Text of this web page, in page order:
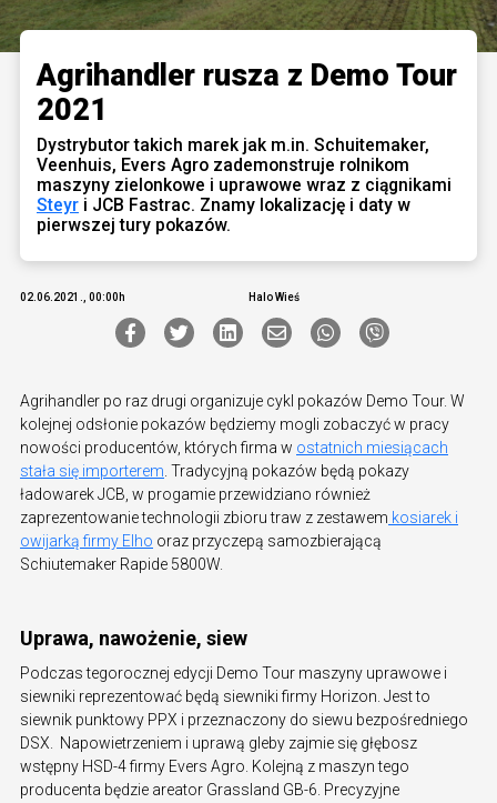
Agrihandler rusza z Demo Tour
2021
Dystrybutor takich marek jak m.in. Schuitemaker,
Veenhuis, Evers Agro zademonstruje rolnikom
maszyny zielonkowe i uprawowe wraz z ciągnikami
Steyr i JCB Fastrac. Znamy lokalizację i daty w
pierwszej tury pokazów.
02.06.2021., 00:00h Halo Wieś
Agrihandler po raz drugi organizuje cykl pokazów Demo Tour. W
kolejnej odsłonie pokazów będziemy mogli zobaczyć w pracy
nowości producentów, których firma w ostatnich miesiącach
stała się importerem . Tradycyjną pokazów będą pokazy
ładowarek JCB, w progamie przewidziano również
zaprezentowanie technologii zbioru traw z zestawem kosiarek i
owijarką firmy Elho oraz przyczepą samozbierającą
Schiutemaker Rapide 5800W.
Uprawa, nawożenie, siew
Podczas tegorocznej edycji Demo Tour maszyny uprawowe i
siewniki reprezentować będą siewniki firmy Horizon. Jest to
siewnik punktowy PPX i przeznaczony do siewu bezpośredniego
DSX. Napowietrzeniem i uprawą gleby zajmie się głębosz
wstępny HSD-4 firmy Evers Agro. Kolejną z maszyn tego
producenta będzie areator Grassland GB-6. Precyzyjne